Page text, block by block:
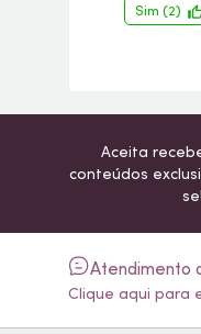
Sim (2)
Aceita
conteúdos
se!
Atendimento
Clique aqui para